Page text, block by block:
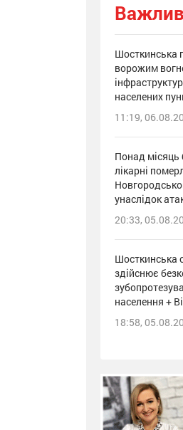
Шосткинська
ворожим
населених
11:19,
Понад місяць
лікарні
унаслідок
20:33,
Шосткинська
здійснює
населення +
18:58,